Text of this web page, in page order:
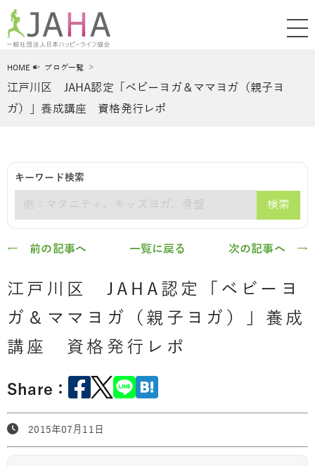
HOME ブログ一覧
江戸川区 JAHA認定「ベビーヨガ＆ママヨガ（親子ヨ
ガ）」養成講座 資格発行レポ
キーワード検索
検索
← 前の記事へ 一覧に戻る 次の記事へ →
江戸川区 JAHA認定「ベビーヨ
ガ＆ママヨガ（親子ヨガ）」養成
講座 資格発行レポ
Share：
2015年07月11日